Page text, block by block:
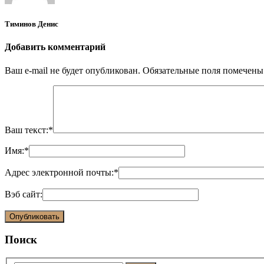
Тиминов Денис
Добавить комментарий
Ваш e-mail не будет опубликован. Обязательные поля
Ваш текст:*
Имя:*
Адрес электронной почты:*
Вэб сайт:
Поиск